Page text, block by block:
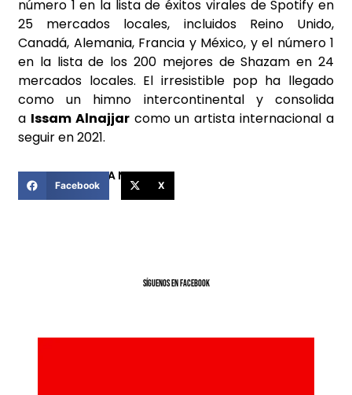
número 1 en la lista de éxitos virales de Spotify en
25 mercados locales, incluidos Reino Unido,
Canadá, Alemania, Francia y México, y el número 1
en la lista de los 200 mejores de Shazam en 24
mercados locales. El irresistible pop ha llegado
como un himno intercontinental y consolida
a Issam Alnajjarcomo un artista internacional a
seguir en 2021.
COMPARTIR ESTA NOTICIA
Facebook X
SíGUENOS EN FACEBOOK